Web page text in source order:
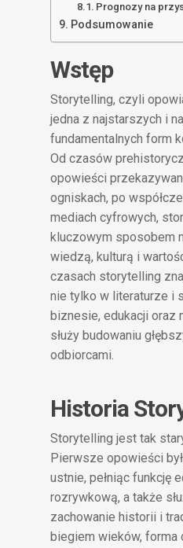
Prognozy na
Podsumowanie
Wstęp
Storytelling, czyli
jedna z najstarszych i
fundamentalnych form
Od czasów
opowieści
ogniskach, po
mediach cyfrowych,
kluczowym sposobem
wiedzą, kulturą i
czasach storytelling
nie tylko w literaturze i
biznesie, edukacji oraz
służy budowaniu
odbiorcami.
Historia
Storytelling jest tak
Pierwsze opowieści
ustnie, pełniąc funkcję
rozrywkową, a także
zachowanie historii i
biegiem wieków, forma